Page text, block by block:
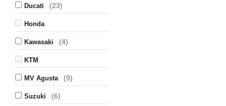
Ducati (23)
Honda
Kawasaki (4)
KTM
MV Agusta (9)
Suzuki (6)